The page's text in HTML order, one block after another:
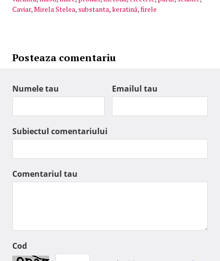
Caviar,Mirela Stelea, substanta,keratină,firele
Posteaza comentariu
Numele tau Emailul tau
Subiectul comentariului
Comentariul tau
Cod